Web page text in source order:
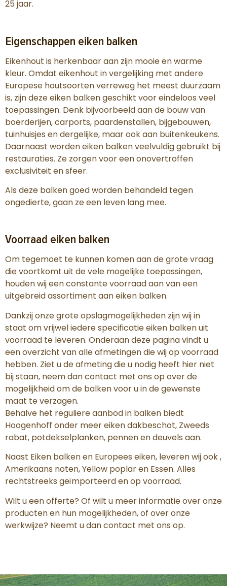
25 jaar.
Eigenschappen eiken balken
Eikenhout is herkenbaar aan zijn mooie en warme
kleur. Omdat eikenhout in vergelijking met andere
Europese houtsoorten verreweg het meest duurzaam
is, zijn deze eiken balken geschikt voor eindeloos veel
toepassingen. Denk bijvoorbeeld aan de bouw van
boerderijen, carports, paardenstallen, bijgebouwen,
tuinhuisjes en dergelijke, maar ook aan buitenkeukens.
Daarnaast worden eiken balken veelvuldig gebruikt bij
restauraties. Ze zorgen voor een onovertroffen
exclusiviteit en sfeer.
Als deze balken goed worden behandeld tegen
ongedierte, gaan ze een leven lang mee.
Voorraad eiken balken
Om tegemoet te kunnen komen aan de grote vraag
die voortkomt uit de vele mogelijke toepassingen,
houden wij een constante voorraad aan van een
uitgebreid assortiment aan eiken balken.
Dankzij onze grote opslagmogelijkheden zijn wij in
staat om vrijwel iedere specificatie eiken balken uit
voorraad te leveren. Onderaan deze pagina vindt u
een overzicht van alle afmetingen die wij op voorraad
hebben. Ziet u de afmeting die u nodig heeft hier niet
bij staan, neem dan contact met ons op over de
mogelijkheid om de balken voor u in de gewenste
maat te verzagen.
Behalve het reguliere aanbod in balken biedt
Hoogenhoff onder meer eiken dakbeschot, Zweeds
rabat, potdekselplanken, pennen en deuvels aan.
Naast Eiken balken en Europees eiken, leveren wij ook ,
Amerikaans noten, Yellow poplar en Essen. Alles
rechtstreeks geïmporteerd en op voorraad.
Wilt u een offerte? Of wilt u meer informatie over onze
producten en hun mogelijkheden, of over onze
werkwijze? Neemt u dan contact met ons op.